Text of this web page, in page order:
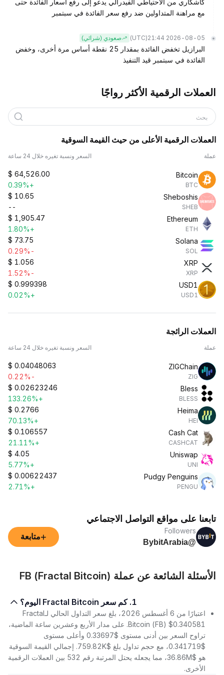
كاشكاري من الاحتياطي الفيدرالي يدعو إلى رفع أسعار الفائدة حتى
مع مراهنة المتداولين ضد رفع سعر الفائدة في سبتمبر
2026-08-05 21:44
(UTC) صعودي (شرائي)
البرازيل تخفض الفائدة بمقدار 25 نقطة أساس مرة أخرى، وخفض
الفائدة في سبتمبر قيد التنفيذ
العملات الرقمية الأكثر رواجًا
بحث
العملات الرقمية الأعلى من حيث القيمة السوقية
عملة السعر ونسبة تغيره خلال 24 ساعة
Bitcoin
BTC
$ 64,526.00
+0.39%
Sheboshis
SHEB
$ 10.65
--
Ethereum
ETH
$ 1,905.47
+1.80%
Solana
SOL
$ 73.75
-0.29%
XRP
XRP
$ 1.056
-1.52%
USD1
USD1
$ 0.999398
+0.02%
العملات الرائجة
عملة السعر ونسبة تغيره خلال 24 ساعة
ZIGChain
ZIG
$ 0.04048063
-0.22%
Bless
BLESS
$ 0.02623246
+133.26%
Heima
HEI
$ 0.2766
+70.13%
Cash Cat
CASHCAT
$ 0.106557
+21.11%
Uniswap
UNI
$ 4.05
+5.77%
Pudgy Penguins
PENGU
$ 0.00622437
+2.71%
تابعنا على مواقع التواصل الاجتماعي
Followers
@BybitArabia
+متابعة
الأسئلة الشائعة عن عملة FB (Fractal Bitcoin)
1. كم سعر Fractal Bitcoin اليوم؟
اعتبارًا من 6 أغسطس 2026، بلغ سعر التداول الحالي لـFractal
Bitcoin (FB) $0.340581. على مدار الأربع وعشرين ساعة الماضية،
تراوح السعر بين أدنى مستوى $0.33697 وأعلى مستوى
$0.341719، مع حجم تداول بلغ $759.82K. إجمالي القيمة السوقية
هو $36.86M، مما يجعله يحتل المرتبة رقم 532 بين العملات الرقمية
الأخرى.